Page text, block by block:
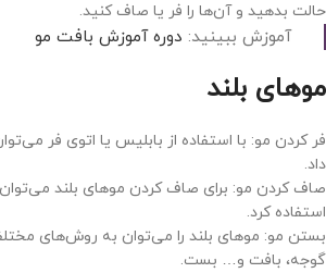
حالت بدهید و آن‌ها را فر یا صاف کنید.
آموزش ببینید: دوره آموزش بافت مو
موهای بلند
فر کردن مو: با استفاده از بابلیس یا اتوی فر
داد.
صاف کردن مو: برای صاف کردن موهای بلند می‌توان
استفاده کرد.
بستن مو: موهای بلند را می‌توان به روش‌های
گوجه، بافت و… بست.